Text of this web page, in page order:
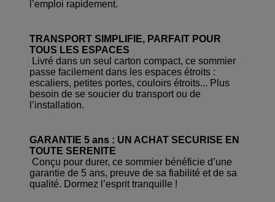
l’emploi rapidement.
TRANSPORT SIMPLIFIE, PARFAIT POUR
TOUS LES ESPACES
Livré dans un seul carton compact, ce sommier
passe facilement dans les espaces étroits :
escaliers, petites portes, couloirs étroits... Plus
besoin de se soucier du transport ou de
l’installation.
GARANTIE 5 ans : UN ACHAT SECURISE EN
TOUTE SERENITE
Conçu pour durer, ce sommier bénéficie d’une
garantie de 5 ans, preuve de sa fiabilité et de sa
qualité. Dormez l’esprit tranquille !